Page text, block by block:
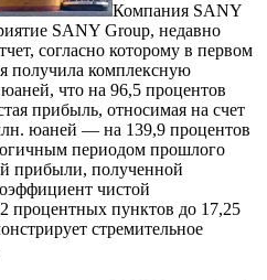
Компания SANY
SANY Group, недавно
согласно которому в первом
получила комплексную
что на 96,5 процентов
прибыль, относимая на счет
юаней — на 139,9 процентов
периодом прошлого
прибыли, полученной
чистой
процентных пунктов до 17,25
стремительное